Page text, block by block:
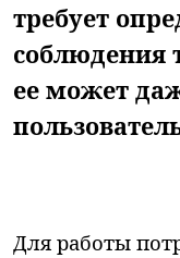
требует
соблюдения
ее может
Для работы